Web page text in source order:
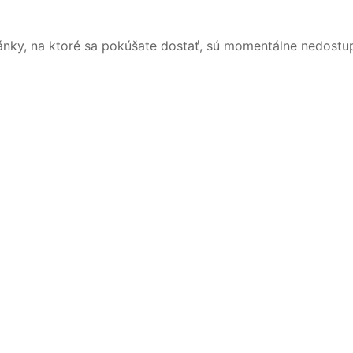
na ktoré sa pokúšate dostať, sú momentálne